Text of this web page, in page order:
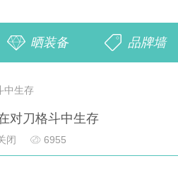
晒装备 品牌墙
中生存
对刀格斗中生存
闭 6955